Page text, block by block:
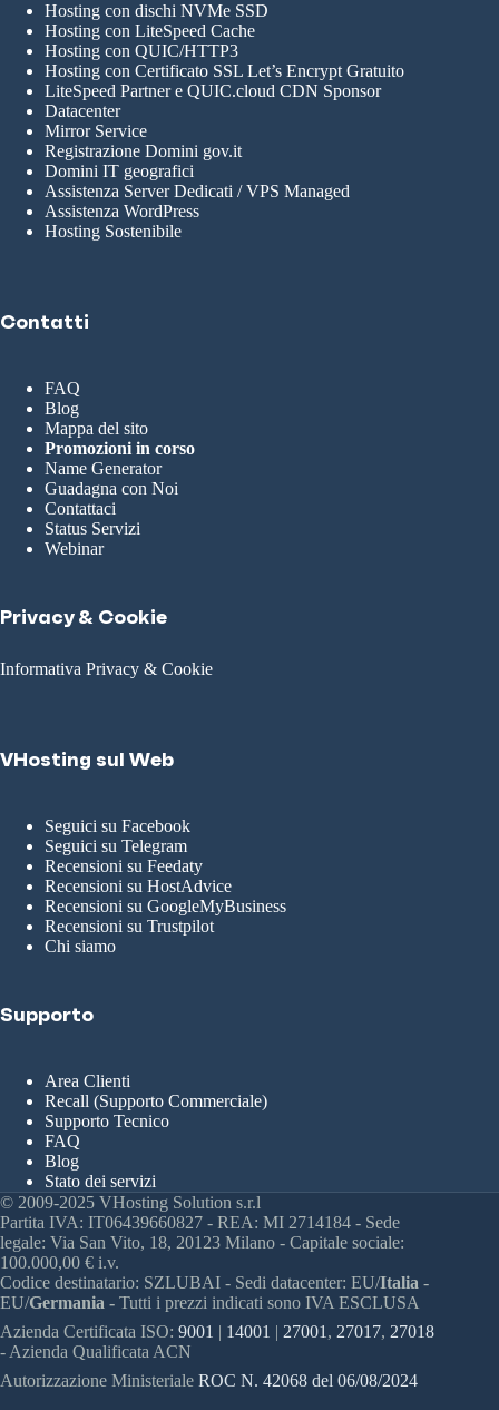
Hosting con dischi NVMe SSD
Hosting con LiteSpeed Cache
Hosting con QUIC/HTTP3
Hosting con Certificato SSL Let’s Encrypt Gratuito
LiteSpeed Partner e QUIC.cloud CDN Sponsor
Datacenter
Mirror Service
Registrazione Domini gov.it
Domini IT geografici
Assistenza Server Dedicati / VPS Managed
Assistenza WordPress
Hosting Sostenibile
Contatti
FAQ
Blog
Mappa del sito
Promozioni in corso
Name Generator
Guadagna con Noi
Contattaci
Status Servizi
Webinar
Privacy & Cookie
Informativa Privacy & Cookie
VHosting sul Web
Seguici su Facebook
Seguici su Telegram
Recensioni su Feedaty
Recensioni su HostAdvice
Recensioni su GoogleMyBusiness
Recensioni su Trustpilot
Chi siamo
Supporto
Area Clienti
Recall (Supporto Commerciale)
Supporto Tecnico
FAQ
Blog
Stato dei servizi
© 2009-2025 VHosting Solution s.r.l
Partita IVA: IT06439660827 - REA: MI 2714184 - Sede
legale: Via San Vito, 18, 20123 Milano - Capitale sociale:
100.000,00 € i.v.
Codice destinatario: SZLUBAI - Sedi datacenter: EU/Italia -
EU/Germania - Tutti i prezzi indicati sono IVA ESCLUSA
Azienda Certificata ISO: 9001 | 14001 | 27001 , 27017, 27018
- Azienda Qualificata ACN
Autorizzazione Ministeriale ROC N. 42068 del 06/08/2024